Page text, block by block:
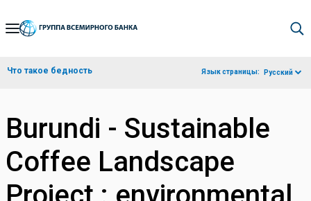
Skip
Navigation
Что такое бедность Язык страницы: Русский
Burundi - Sustainable
Coffee Landscape